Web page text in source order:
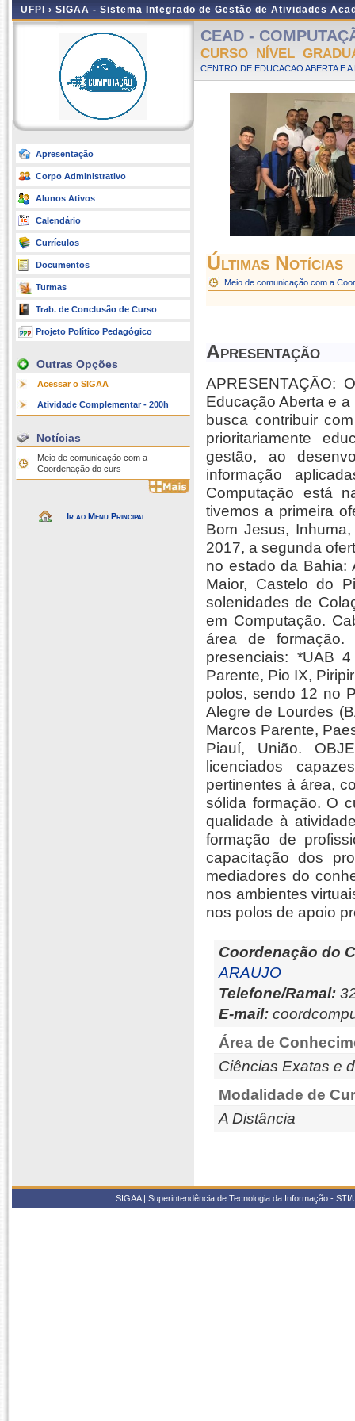
UFPI › SIGAA - Sistema Integrado de Gestão de Atividades
Apresentação
Corpo Administrativo
Alunos Ativos
Calendário
Currículos
Documentos
Turmas
Trab. de Conclusão de Curso
Projeto Político Pedagógico
Outras Opções
Acessar o SIGAA
Atividade Complementar - 200h
Notícias
Meio de comunicação com a
Coordenação do curs
Ir ao Menu Principal
CEAD -
CURSO NÍVEL
CENTRO DE EDUCACAO ABERTA E
Últimas Notícias
Meio de comunicação com a
Apresentação
APRESENTAÇÃO:
Educação Aberta e
busca contribuir
prioritariamente
gestão, ao
informação
Computação está
tivemos a primeira
Bom Jesus,
2017, a segunda
no estado da Bahia:
Maior, Castelo do
solenidades de
em Computação.
área de
presenciais: *UAB
Parente, Pio IX,
polos, sendo 12 no
Alegre de Lourdes
Marcos Parente,
Piauí, União.
licenciados
pertinentes à área,
sólida formação. O
qualidade à
formação de
capacitação dos
mediadores do
nos ambientes
nos polos de apoio
Coordenação do
ARAUJO
Telefone/Ramal:
E-mail:
Área de
Ciências Exatas e
Modalidade de
A Distância
SIGAA | Superintendência de Tecnologia da Informação -